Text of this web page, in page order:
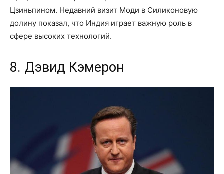
Цзиньпином. Недавний визит Моди в Силиконовую
долину показал, что Индия играет важную роль в
сфере высоких технологий.
8. Дэвид Кэмерон